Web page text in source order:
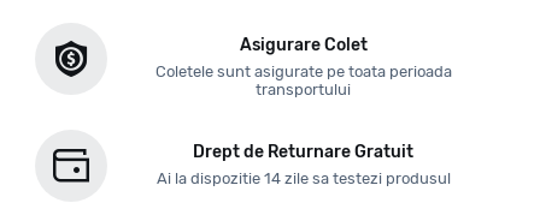
Asigurare Colet
Coletele sunt asigurate pe toata perioada
transportului
Drept de Returnare Gratuit
Ai la dispozitie 14 zile sa testezi produsul